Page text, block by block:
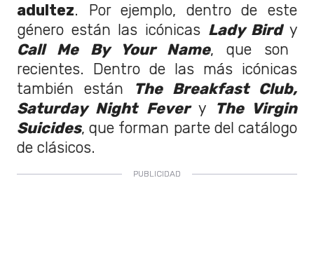
adultez. Por ejemplo, dentro de este
género están las icónicas Lady Birdy
Call Me By Your Name, que son
recientes. Dentro de las más icónicas
también están
The Breakfast Club,
Saturday Night Fevery
The Virgin
Suicides, que forman parte del catálogo
de clásicos.